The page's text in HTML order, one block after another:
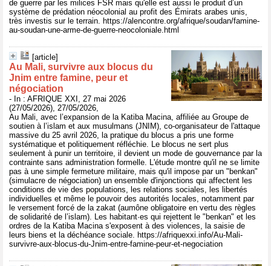
de guerre par les milices FSR mais qu'elle est aussi le produit d’un
système de prédation néocolonial au profit des Émirats arabes unis,
très investis sur le terrain. https://alencontre.org/afrique/soudan/famine-
au-soudan-une-arme-de-guerre-neocoloniale.html
[article]
Au Mali, survivre aux blocus du
Jnim entre famine, peur et
négociation
- In : AFRIQUE XXI, 27 mai 2026
(27/05/2026), 27/05/2026,
Au Mali, avec l’expansion de la Katiba Macina, affiliée au Groupe de
soutien à l’islam et aux musulmans (JNIM), co-organisateur de l'attaque
massive du 25 avril 2026, la pratique du blocus a pris une forme
systématique et politiquement réfléchie. Le blocus ne sert plus
seulement à punir un territoire, il devient un mode de gouvernance par la
contrainte sans administration formelle. L'étude montre qu'il ne se limite
pas à une simple fermeture militaire, mais qu'il impose par un "benkan"
(simulacre de négociation) un ensemble d'injonctions qui affectent les
conditions de vie des populations, les relations sociales, les libertés
individuelles et même le pouvoir des autorités locales, notamment par
le versement forcé de la zakat (aumône obligatoire en vertu des règles
de solidarité de l’islam). Les habitant·es qui rejettent le "benkan" et les
ordres de la Katiba Macina s'exposent à des violences, la saisie de
leurs biens et la déchéance sociale. https://afriquexxi.info/Au-Mali-
survivre-aux-blocus-du-Jnim-entre-famine-peur-et-negociation